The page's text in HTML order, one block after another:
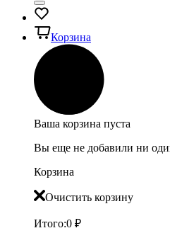
Корзина
Ваша корзина пуста
Вы еще не добавили ни
Корзина
Очистить корзину
Итого:0 ₽